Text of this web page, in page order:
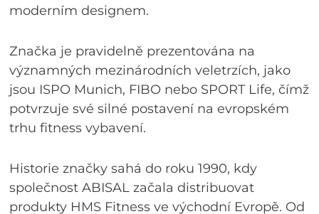
moderním designem.
Značka je pravidelně prezentována na
významných mezinárodních veletrzích, jako
jsou ISPO Munich, FIBO nebo SPORT Life, čímž
potvrzuje své silné postavení na evropském
trhu fitness vybavení.
Historie značky sahá do roku 1990, kdy
společnost ABISAL začala distribuovat
produkty HMS Fitness ve východní Evropě. Od